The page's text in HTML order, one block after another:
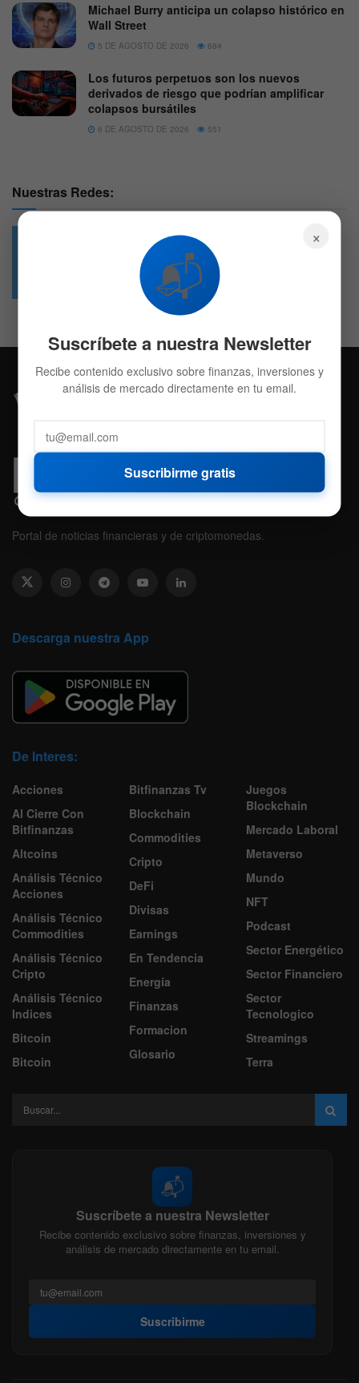
Michael Burry anticipa un colapso histórico en
Wall Street
5 DE AGOSTO DE 2026 684
Los futuros perpetuos son los nuevos
derivados de riesgo que podrían amplificar
colapsos bursátiles
6 DE AGOSTO DE 2026 551
Nuestras Redes:
4.7k
Followers
Portal de noticias financieras y de criptomonedas.
Descarga nuestra App
De Interes:
Acciones
Al Cierre Con
Bitfinanzas
Altcoins
Análisis Técnico
Acciones
Análisis Técnico
Commodities
Análisis Técnico
Cripto
Análisis Técnico
Indices
Bitcoin
Bitcoin
Bitfinanzas Tv
Blockchain
Commodities
Cripto
DeFi
Divisas
Earnings
En Tendencia
Energía
Finanzas
Formacion
Glosario
Juegos
Blockchain
Mercado Laboral
Metaverso
Mundo
NFT
Podcast
Sector Energético
Sector Financiero
Sector
Tecnologico
Streamings
Terra
📬
Suscríbete a nuestra Newsletter
Recibe contenido exclusivo sobre finanzas, inversiones y
análisis de mercado directamente en tu email.
Suscribirme
×
📬
Suscríbete a nuestra Newsletter
Recibe contenido exclusivo sobre finanzas, inversiones y
análisis de mercado directamente en tu email.
Suscribirme gratis